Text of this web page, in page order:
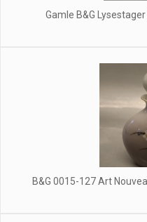
Gamle B&G
B&G 0015-127 Art